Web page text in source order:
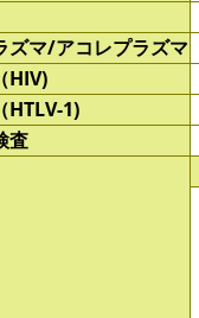
ズマ/アコレプラズマ
HIV)
HTLV-1)
査